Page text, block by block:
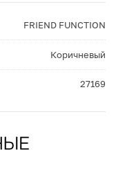
FRIEND FUNCTION
Коричневый
27169